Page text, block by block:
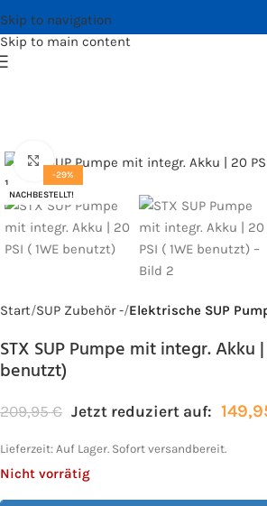
Skip to navigation
Skip to main content
-29%
NACHBESTELLT!
Bild vergrößern
Start SUP Zubehör - Elektrische SUP
STX SUP Pumpe mit integr. Akku |
benutzt)
209,95€ Jetzt reduziert auf:
Lieferzeit: Auf Lager. Sofort versandbereit.
Nicht vorrätig